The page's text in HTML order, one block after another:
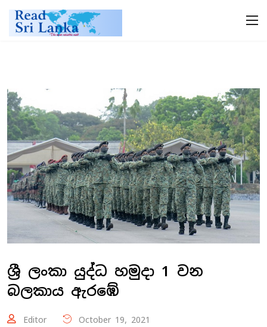
ශ්‍රී ලංකා යුද්ධ හමුදා 1 වන
බලකාය ඇරඹේ
Editor October 19, 2021